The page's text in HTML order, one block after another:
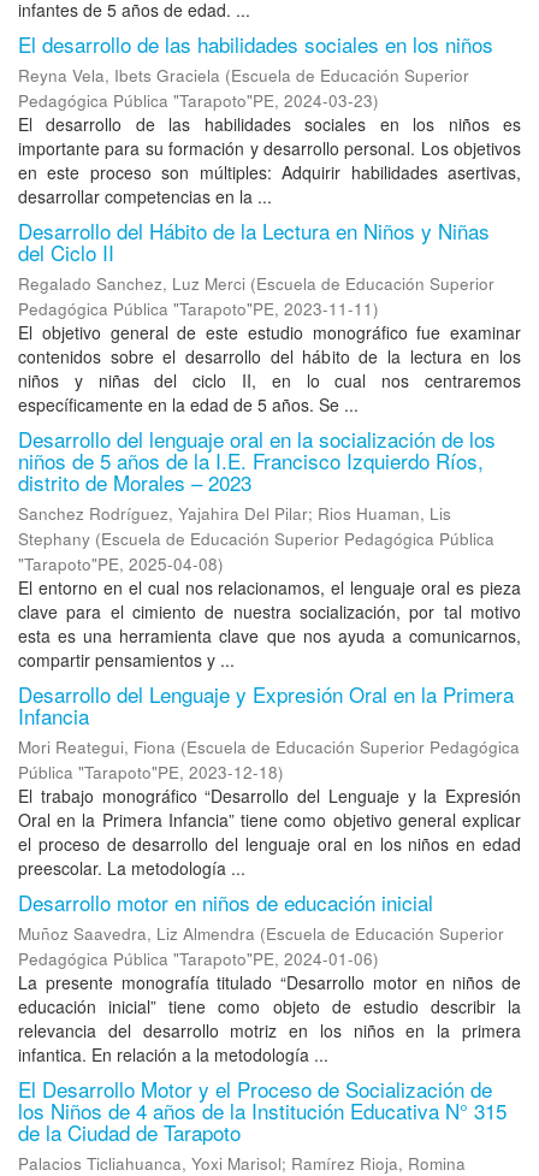
infantes de 5 años de edad. ...
El desarrollo de las habilidades sociales en los niños
Reyna Vela, Ibets Graciela (Escuela de Educación Superior
Pedagógica Pública "Tarapoto"PE, 2024-03-23)
El desarrollo de las habilidades sociales en los niños es
importante para su formación y desarrollo personal. Los objetivos
en este proceso son múltiples: Adquirir habilidades asertivas,
desarrollar competencias en la ...
Desarrollo del Hábito de la Lectura en Niños y Niñas
del Ciclo II
Regalado Sanchez, Luz Merci (Escuela de Educación Superior
Pedagógica Pública "Tarapoto"PE, 2023-11-11)
El objetivo general de este estudio monográfico fue examinar
contenidos sobre el desarrollo del hábito de la lectura en los
niños y niñas del ciclo II, en lo cual nos centraremos
específicamente en la edad de 5 años. Se ...
Desarrollo del lenguaje oral en la socialización de los
niños de 5 años de la I.E. Francisco Izquierdo Ríos,
distrito de Morales – 2023
Sanchez Rodríguez, Yajahira Del Pilar; Rios Huaman, Lis
Stephany (Escuela de Educación Superior Pedagógica Pública
"Tarapoto"PE, 2025-04-08)
El entorno en el cual nos relacionamos, el lenguaje oral es pieza
clave para el cimiento de nuestra socialización, por tal motivo
esta es una herramienta clave que nos ayuda a comunicarnos,
compartir pensamientos y ...
Desarrollo del Lenguaje y Expresión Oral en la Primera
Infancia
Mori Reategui, Fiona (Escuela de Educación Superior Pedagógica
Pública "Tarapoto"PE, 2023-12-18)
El trabajo monográfico “Desarrollo del Lenguaje y la Expresión
Oral en la Primera Infancia” tiene como objetivo general explicar
el proceso de desarrollo del lenguaje oral en los niños en edad
preescolar. La metodología ...
Desarrollo motor en niños de educación inicial
Muñoz Saavedra, Liz Almendra (Escuela de Educación Superior
Pedagógica Pública "Tarapoto"PE, 2024-01-06)
La presente monografía titulado “Desarrollo motor en niños de
educación inicial” tiene como objeto de estudio describir la
relevancia del desarrollo motriz en los niños en la primera
infantica. En relación a la metodología ...
El Desarrollo Motor y el Proceso de Socialización de
los Niños de 4 años de la Institución Educativa N° 315
de la Ciudad de Tarapoto
Palacios Ticliahuanca, Yoxi Marisol; Ramírez Rioja, Romina